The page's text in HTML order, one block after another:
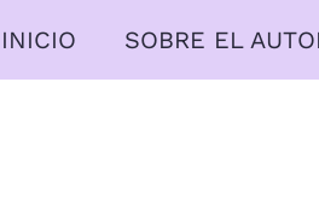
INICIO SOBRE EL